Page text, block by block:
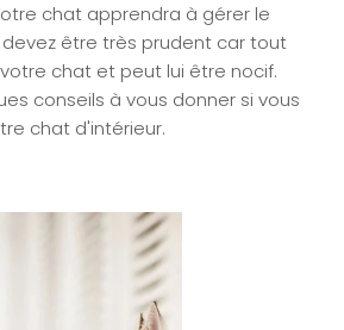
chat apprendra à gérer le
devez être très prudent car tout
chat et peut lui être nocif.
conseils à vous donner si vous
chat d'intérieur.